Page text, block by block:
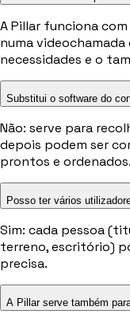
A Pillar funciona
numa
necessidades e o
Substitui o software do
Não: serve para
depois podem ser
prontos e ordenados.
Posso ter vários
Sim: cada pessoa
terreno, escritório)
precisa.
A Pillar serve também